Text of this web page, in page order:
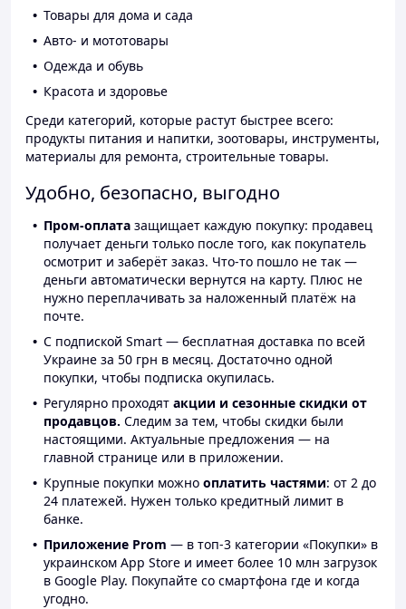
Товары для дома и сада
Авто- и мототовары
Одежда и обувь
Красота и здоровье
Среди категорий, которые растут быстрее всего:
продукты питания и напитки, зоотовары, инструменты,
материалы для ремонта, строительные товары.
Удобно, безопасно, выгодно
Пром-оплата защищает каждую покупку: продавец
получает деньги только после того, как покупатель
осмотрит и заберёт заказ. Что-то пошло не так —
деньги автоматически вернутся на карту. Плюс не
нужно переплачивать за наложенный платёж на
почте.
С подпиской Smart — бесплатная доставка по всей
Украине за 50 грн в месяц. Достаточно одной
покупки, чтобы подписка окупилась.
Регулярно проходят акции и сезонные скидки от
продавцов. Следим за тем, чтобы скидки были
настоящими. Актуальные предложения — на
главной странице или в приложении.
Крупные покупки можно оплатить частями: от 2 до
24 платежей. Нужен только кредитный лимит в
банке.
Приложение Prom — в топ-3 категории «Покупки» в
украинском App Store и имеет более 10 млн загрузок
в Google Play. Покупайте со смартфона где и когда
угодно.